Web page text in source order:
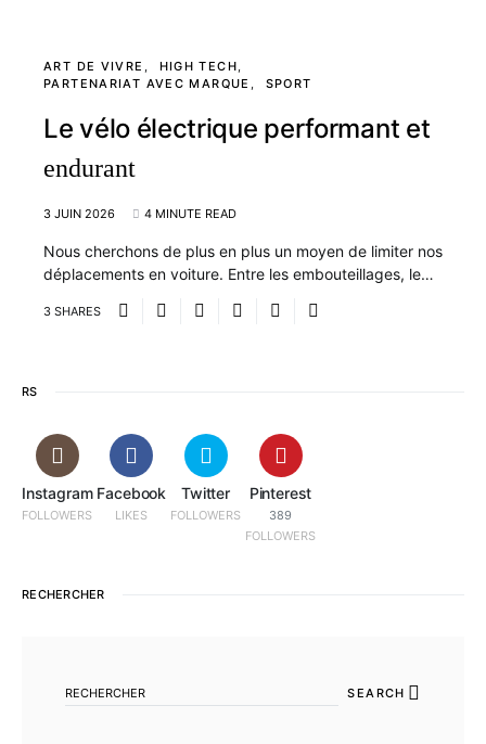
ART DE VIVRE
HIGH TECH
PARTENARIAT AVEC MARQUE
SPORT
Le vélo électrique performant et
endurant
3 JUIN 2026 4 MINUTE READ
Nous cherchons de plus en plus un moyen de limiter nos
déplacements en voiture. Entre les embouteillages, le…
3 SHARES
RS
Instagram
FOLLOWERS
Facebook
LIKES
Twitter
FOLLOWERS
Pinterest
389
FOLLOWERS
RECHERCHER
SEARCH